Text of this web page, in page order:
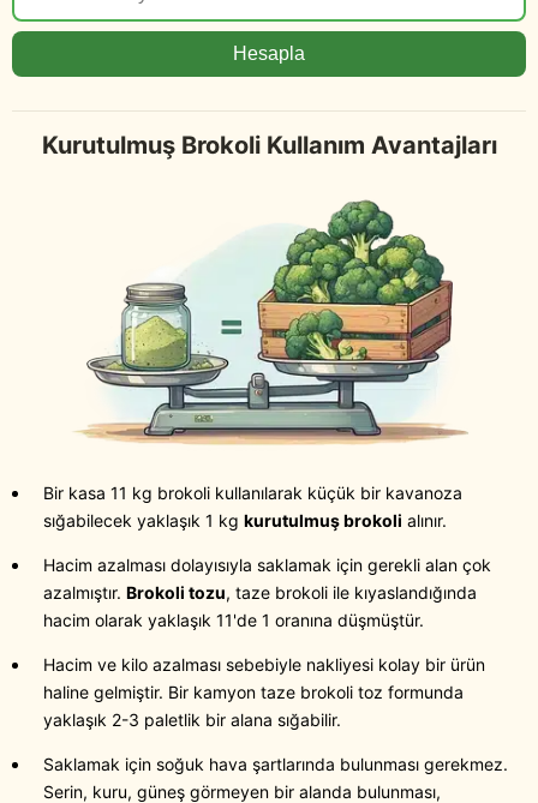
Hesapla
Kurutulmuş Brokoli Kullanım Avantajları
Bir kasa 11 kg brokoli kullanılarak küçük bir kavanoza
sığabilecek yaklaşık 1 kg kurutulmuş brokoli alınır.
Hacim azalması dolayısıyla saklamak için gerekli alan çok
azalmıştır. Brokoli tozu, taze brokoli ile kıyaslandığında
hacim olarak yaklaşık 11'de 1 oranına düşmüştür.
Hacim ve kilo azalması sebebiyle nakliyesi kolay bir ürün
haline gelmiştir. Bir kamyon taze brokoli toz formunda
yaklaşık 2-3 paletlik bir alana sığabilir.
Saklamak için soğuk hava şartlarında bulunması gerekmez.
Serin, kuru, güneş görmeyen bir alanda bulunması,